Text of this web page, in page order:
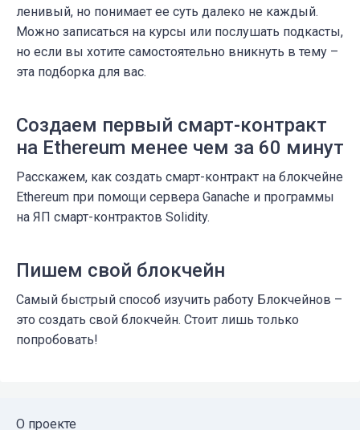
ленивый, но понимает ее суть далеко не каждый.
Можно записаться на курсы или послушать подкасты,
но если вы хотите самостоятельно вникнуть в тему –
эта подборка для вас.
Создаем первый смарт-контракт
на Ethereum менее чем за 60 минут
Расскажем, как создать смарт-контракт на блокчейне
Ethereum при помощи сервера Ganache и программы
на ЯП смарт-контрактов Solidity.
Пишем свой блокчейн
Самый быстрый способ изучить работу Блокчейнов –
это создать свой блокчейн. Стоит лишь только
попробовать!
О проекте